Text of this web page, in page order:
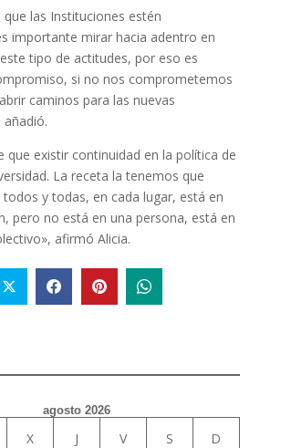
que las Instituciones estén
importante mirar hacia adentro en
tipo de actitudes, por eso es
si no nos comprometemos
caminos para las nuevas
añadió.
que existir continuidad en la política de
La receta la tenemos que
y todas, en cada lugar, está en
pero no está en una persona, está en
afirmó Alicia.
agosto 2026
X J V S D